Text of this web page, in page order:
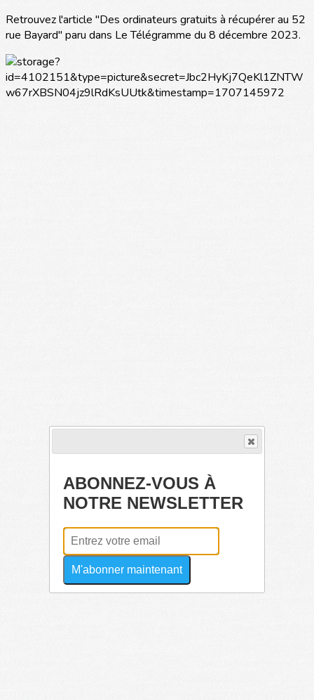
Retrouvez l'article "Des ordinateurs gratuits à récupérer au 52
rue Bayard" paru dans Le Télégramme du 8 décembre 2023.
ABONNEZ-VOUS À
NOTRE NEWSLETTER
M'abonner maintenant